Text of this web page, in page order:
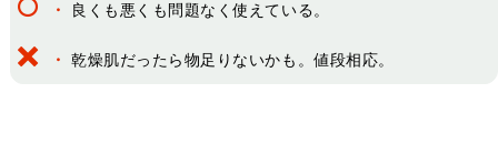
・ 良くも悪くも問題なく使えている。
・ 乾燥肌だったら物足りないかも。値段相応。